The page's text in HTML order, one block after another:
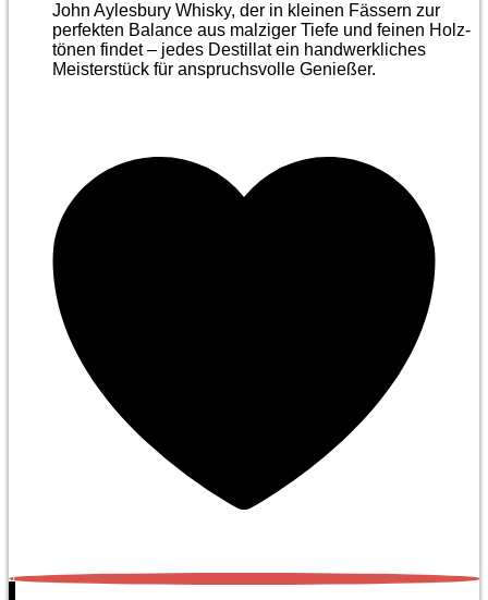
John Aylesbury Whisky, der in kleinen Fässern zur
perfekten Balance aus malziger Tiefe und feinen Holz­
tönen findet – jedes Destillat ein handwerkliches
Meister­stück für anspruchsvolle Genießer.
0